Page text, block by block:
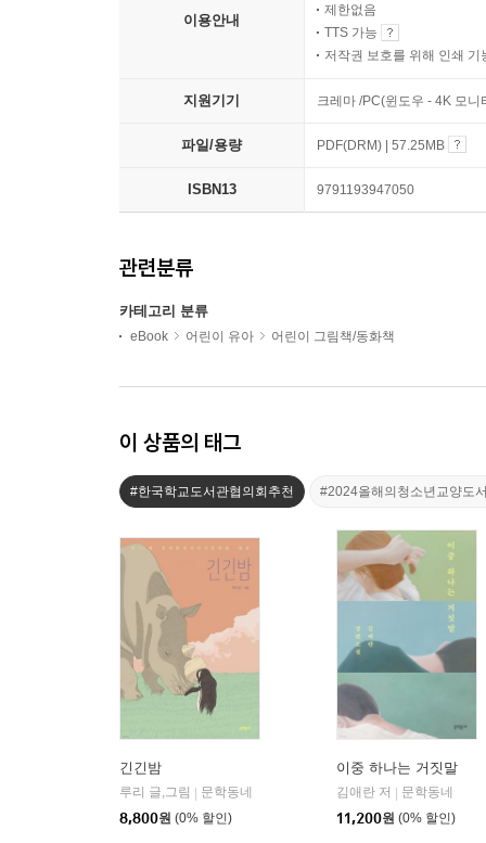
이용안내
제한없음
TTS 가능
저작권 보호를 위해 인쇄 기
지원기기 크레마 /PC(윈도우 - 4K 모
파일/용량 PDF(DRM) | 57.25MB
ISBN13 9791193947050
관련분류
카테고리 분류
eBook 어린이 유아 어린이 그림책/동화책
이 상품의 태그
#한국학교도서관협의회추천 #2024올해의청소년교양도
긴긴밤
루리 글,그림 | 문학동네
8,800원 (0% 할인)
이중 하나는 거짓말
김애란 저 | 문학동네
11,200원 (0% 할인)